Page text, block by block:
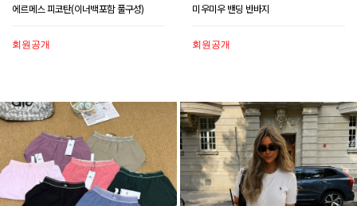
에르메스 피코탄(이너백포함 풀구성)
회원공개
미우미우 밴딩 반바지
회원공개